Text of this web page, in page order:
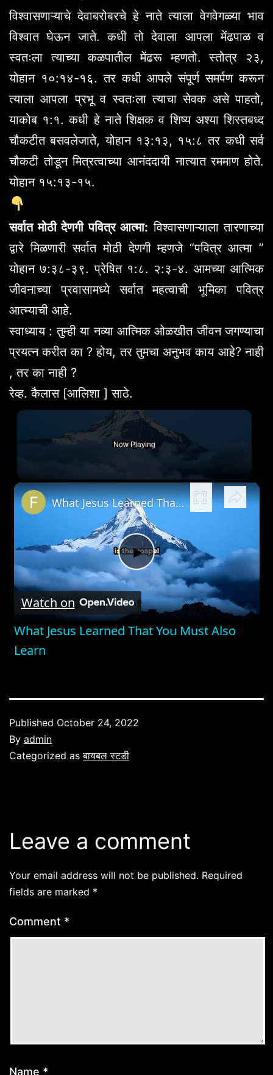
विश्वासणाऱ्याचे देवाबरोबरचे हे नाते त्याला वेगवेगळ्या भाव
विश्वात घेऊन जाते. कधी तो देवाला आपला मेंढपाळ व
स्वतःला त्याच्या कळपातील मेंढरू म्हणतो. स्तोत्र २३,
योहान १०:१४-१६. तर कधी आपले संपूर्ण समर्पण करून
त्याला आपला प्रभू व स्वतःला त्याचा सेवक असे पाहतो,
याकोब १:१. कधी हे नाते शिक्षक व शिष्य अश्या शिस्तबध्द
चौकटीत बसवलेजाते, योहान १३:१३, १५:८ तर कधी सर्व
चौकटी तोडून मित्रत्वाच्या आनंददायी नात्यात रममाण होते.
योहान १५:१३-१५.
सर्वात मोठी देणगी पवित्र आत्मा: विश्वासणाऱ्याला तारणाच्या
द्वारे मिळणारी सर्वात मोठी देणगी म्हणजे “पवित्र आत्मा ”
योहान ७:३८-३९. प्रेषित १:८. २:३-४. आमच्या आत्मिक
जीवनाच्या प्रवासामध्ये सर्वात महत्वाची भूमिका पवित्र
आत्म्याची आहे.
स्वाध्याय : तुम्ही या नव्या आत्मिक ओळखीत जीवन जगण्याचा
प्रयत्न करीत का ? होय, तर तुमचा अनुभव काय आहे? नाही
, तर का नाही ?
रेव्ह. कैलास [आलिशा ] साठे.
Now Playing
×
Play
Video
What Jesus Learned That You Must Also Learn
Watch on
What Jesus Learned That You Must Also
Learn
Published October 24, 2022
By admin
Categorized asबायबल स्टडी
Leave a comment
Your email address will not be published. Required
fields are marked *
Comment *
Name *